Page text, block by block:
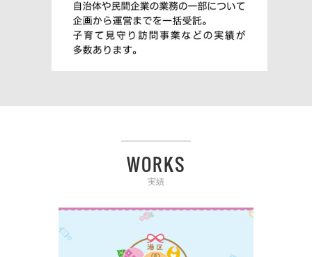
WORKS
実績